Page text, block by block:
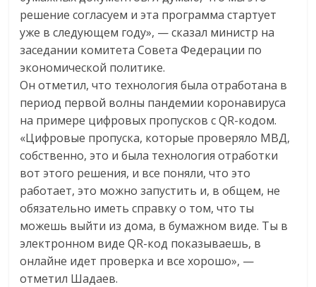
важно,
как
знать
как
Сеть
меняет
жизнь
людей
изменения
читателем.
решение согласуем и эта программа стартует
уже в следующем году», — сказал министр на
заседании комитета Совета Федерации по
экономической политике.
Он отметил, что технология была отработана в
период первой волны пандемии коронавируса
на примере цифровых пропусков с QR-кодом.
«Цифровые пропуска, которые проверяло МВД,
собственно, это и была технология отработки
вот этого решения, и все поняли, что это
работает, это можно запустить и, в общем, не
обязательно иметь справку о том, что ты
можешь выйти из дома, в бумажном виде. Ты в
электронном виде QR-код показываешь, в
онлайне идет проверка и все хорошо», —
отметил Шадаев.